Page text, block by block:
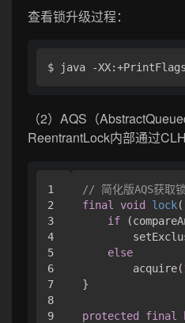
查看锁升级过程：
（2）AQS（
ReentrantLock内部通过CLH
1
2
3
4
5
6
7
8
9
// 简化版AQS获取
final
void lock
if
else
        acquire(
}
protected final